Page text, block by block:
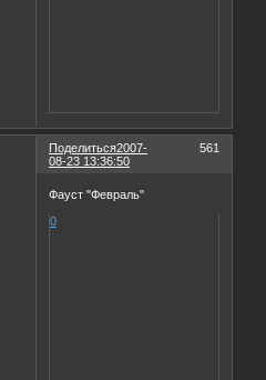
Поделиться 561
2007-
08-23 13:36:50
Фауст "Февраль"
0